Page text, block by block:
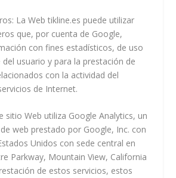
: La Web tikline.es puede utilizar
que, por cuenta de Google,
con fines estadísticos, de uso
usuario y para la prestación de
con la actividad del
de Internet.
sitio Web utiliza Google Analytics, un
web prestado por Google, Inc. con
Unidos con sede central en
Parkway, Mountain View, California
de estos servicios, estos